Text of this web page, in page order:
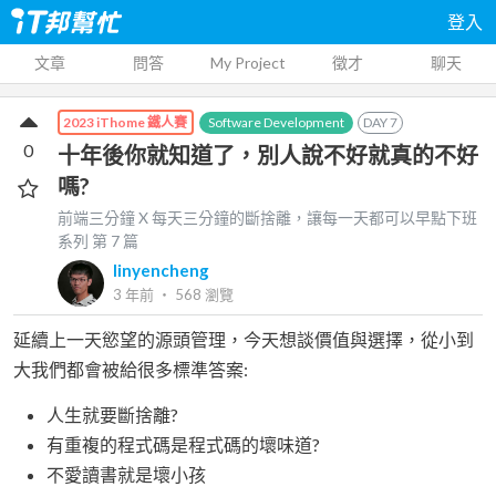
登入
文章 問答 My Project 徵才 聊天
2023 iThome 鐵人賽 Software Development DAY7
十年後你就知道了，別人說不好就真的不好
嗎?
前端三分鐘 X 每天三分鐘的斷捨離，讓每一天都可以早點下班
系列 第 7 篇
linyencheng
3 年前 ‧ 568 瀏覽
0
延續上一天慾望的源頭管理，今天想談價值與選擇，從小到
大我們都會被給很多標準答案:
人生就要斷捨離?
有重複的程式碼是程式碼的壞味道?
不愛讀書就是壞小孩